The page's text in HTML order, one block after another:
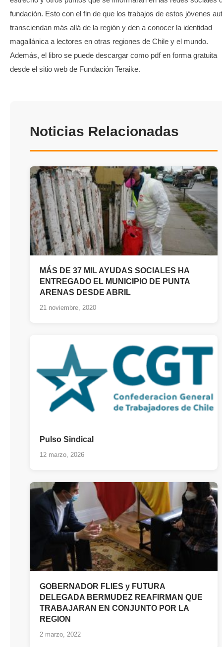
fundación. Esto con el fin de que los trabajos de estos jóvenes
transciendan más allá de la región y den a conocer la identidad
magallánica a lectores en otras regiones de Chile y el mundo.
Además, el libro se puede descargar como pdf en forma gratuita
desde el sitio web de Fundación Teraike.
Noticias Relacionadas
MÁS DE 37 MIL AYUDAS SOCIALES HA
ENTREGADO EL MUNICIPIO DE PUNTA
ARENAS DESDE ABRIL
21 noviembre, 2020
Pulso Sindical
12 marzo, 2026
GOBERNADOR FLIES y FUTURA
DELEGADA BERMUDEZ REAFIRMAN QUE
TRABAJARAN EN CONJUNTO POR LA
REGION
2 marzo, 2022